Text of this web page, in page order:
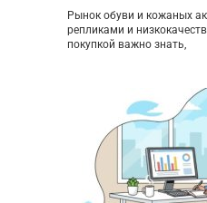
Рынок обуви и кожаных
репликами и
покупкой важно знать,